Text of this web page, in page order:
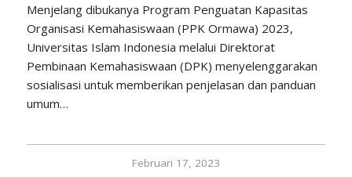
Menjelang dibukanya Program Penguatan Kapasitas
Organisasi Kemahasiswaan (PPK Ormawa) 2023,
Universitas Islam Indonesia melalui Direktorat
Pembinaan Kemahasiswaan (DPK) menyelenggarakan
sosialisasi untuk memberikan penjelasan dan panduan
umum…
Februari 17, 2023